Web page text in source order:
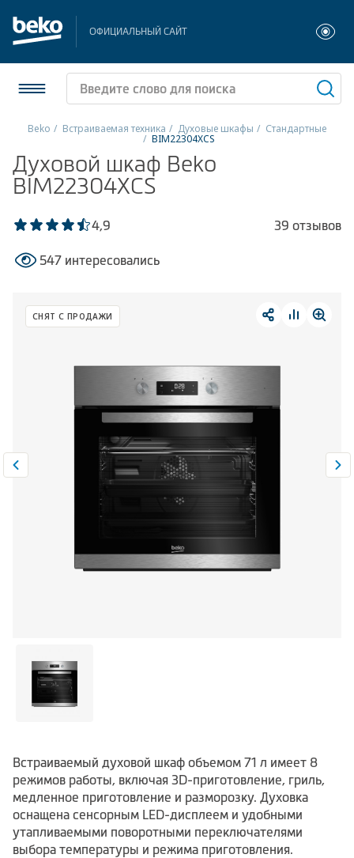
ОФИЦИАЛЬНЫЙ САЙТ
Холодильники и морозильники
Стиральные и сушильные машины
Посудомоечные машины
Плиты
Малая бытовая техника
Климатическая техника
Beko Встраиваемая техника Духовые шкафы Стандартные
BIM22304XCS
Духовой шкаф Beko
BIM22304XCS
4,9 39 отзывов
547 интересовались
СНЯТ С ПРОДАЖИ
Встраиваемый духовой шкаф объемом 71 л имеет 8
режимов работы, включая 3D-приготовление, гриль,
медленное приготовление и разморозку. Духовка
оснащена сенсорным LED-дисплеем и удобными
утапливаемыми поворотными переключателями
выбора температуры и режима приготовления.